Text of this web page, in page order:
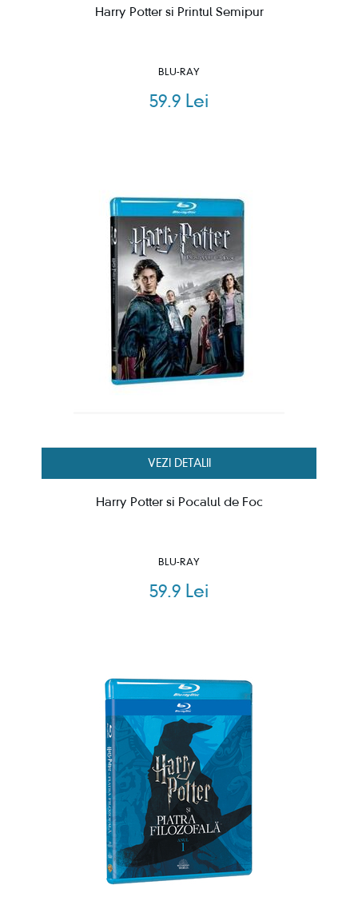
Harry Potter si Printul Semipur
BLU-RAY
59.9 Lei
VEZI DETALII
Harry Potter si Pocalul de Foc
BLU-RAY
59.9 Lei